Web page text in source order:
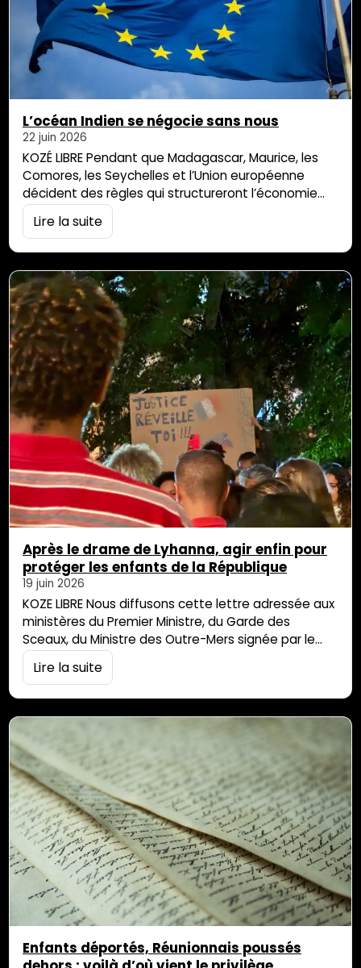
L’océan Indien se négocie sans nous
22 juin 2026
KOZÉ LIBRE Pendant que Madagascar, Maurice, les
Comores, les Seychelles et l’Union européenne
décident des règles qui structureront l’économie
régionale de demain, La Réunion regarde depuis le
rivage. Concernée par les conséquences, absente
discuter. Un nouvel Accord de partenariat
économique vient d’être signé entre l’Union
européenne et plusieurs […]
Lire la suite
Après le drame de Lyhanna, agir enfin pour
protéger les enfants de la République
19 juin 2026
KOZE LIBRE Nous diffusons cette lettre adressée aux
ministères du Premier Ministre, du Garde des
Sceaux, du Ministre des Outre-Mers signée par le
Collectif Stop VIF Enfance Monsieur le Premier
ministre,Monsieur le Garde des Sceaux, ministre de
depuis plusieurs années dans la lutte contre les […]
Lire la suite
Enfants déportés, Réunionnais poussés